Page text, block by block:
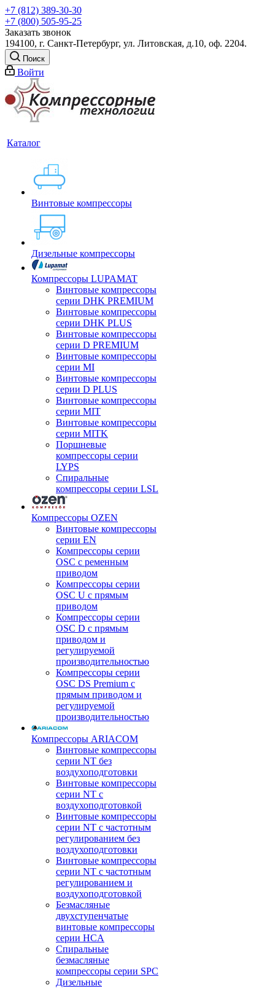
+7 (812) 389-30-30
+7 (800) 505-95-25
Заказать звонок
194100, г. Санкт-Петербург, ул. Литовская, д.10, оф. 2204.
Поиск
Войти
Каталог
Винтовые компрессоры
Дизельные компрессоры
Компрессоры LUPAMAT
Винтовые компрессоры
серии DHK PREMIUM
Винтовые компрессоры
серии DHK PLUS
Винтовые компрессоры
серии D PREMIUM
Винтовые компрессоры
серии MI
Винтовые компрессоры
серии D PLUS
Винтовые компрессоры
серии MIT
Винтовые компрессоры
серии MITK
Поршневые
компрессоры серии
LYPS
Спиральные
компрессоры серии LSL
Компрессоры OZEN
Винтовые компрессоры
серии EN
Компрессоры серии
OSC с ременным
приводом
Компрессоры серии
OSC U с прямым
приводом
Компрессоры серии
OSC D с прямым
приводом и
регулируемой
производительностью
Компрессоры серии
OSC DS Premium с
прямым приводом и
регулируемой
производительностью
Компрессоры ARIACOM
Винтовые компрессоры
серии NT без
воздухоподготовки
Винтовые компрессоры
серии NT c
воздухоподготовкой
Винтовые компрессоры
серии NT с частотным
регулированием без
воздухоподготовки
Винтовые компрессоры
серии NT с частотным
регулированием и
воздухоподготовкой
Безмасляные
двухступенчатые
винтовые компрессоры
серии HCA
Спиральные
безмасляные
компрессоры серии SPC
Дизельные